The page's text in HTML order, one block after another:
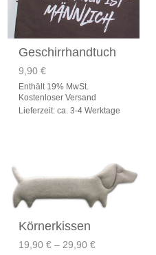
Geschirrhandtuch
9,90 €
Enthält 19% MwSt.
Kostenloser Versand
Lieferzeit: ca. 3-4 Werktage
Körnerkissen
19,90 € – 29,90 €Preisspanne: